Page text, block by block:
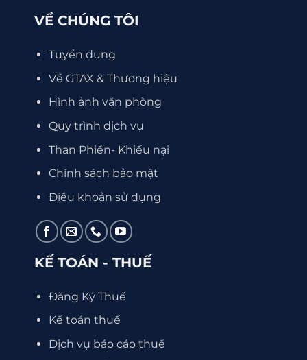
VỀ CHÚNG TÔI
Tuyển dụng
Về GTAX & Thương hiệu
Hình ảnh văn phòng
Quy trình dịch vụ
Than Phiền- Khiếu nại
Chính sách bảo mật
Điều khoản sử dụng
KẾ TOÁN - THUẾ
Đăng Ký Thuế
Kế toán thuế
Dịch vụ báo cáo thuế